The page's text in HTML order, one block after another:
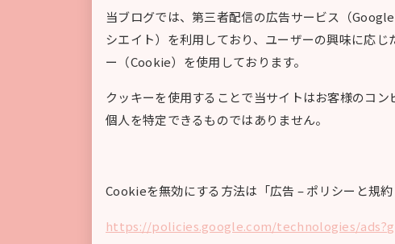
当ブログでは、第三者配信の広告サービス（
シエイト）を利用しており、ユーザーの興味に応
ー（Cookie）を使用しております。
クッキーを使用することで当サイトはお客様のコ
個人を特定できるものではありません。
Cookieを無効にする方法は「広告 – ポリシーと規
https://policies.google.com/technologies/